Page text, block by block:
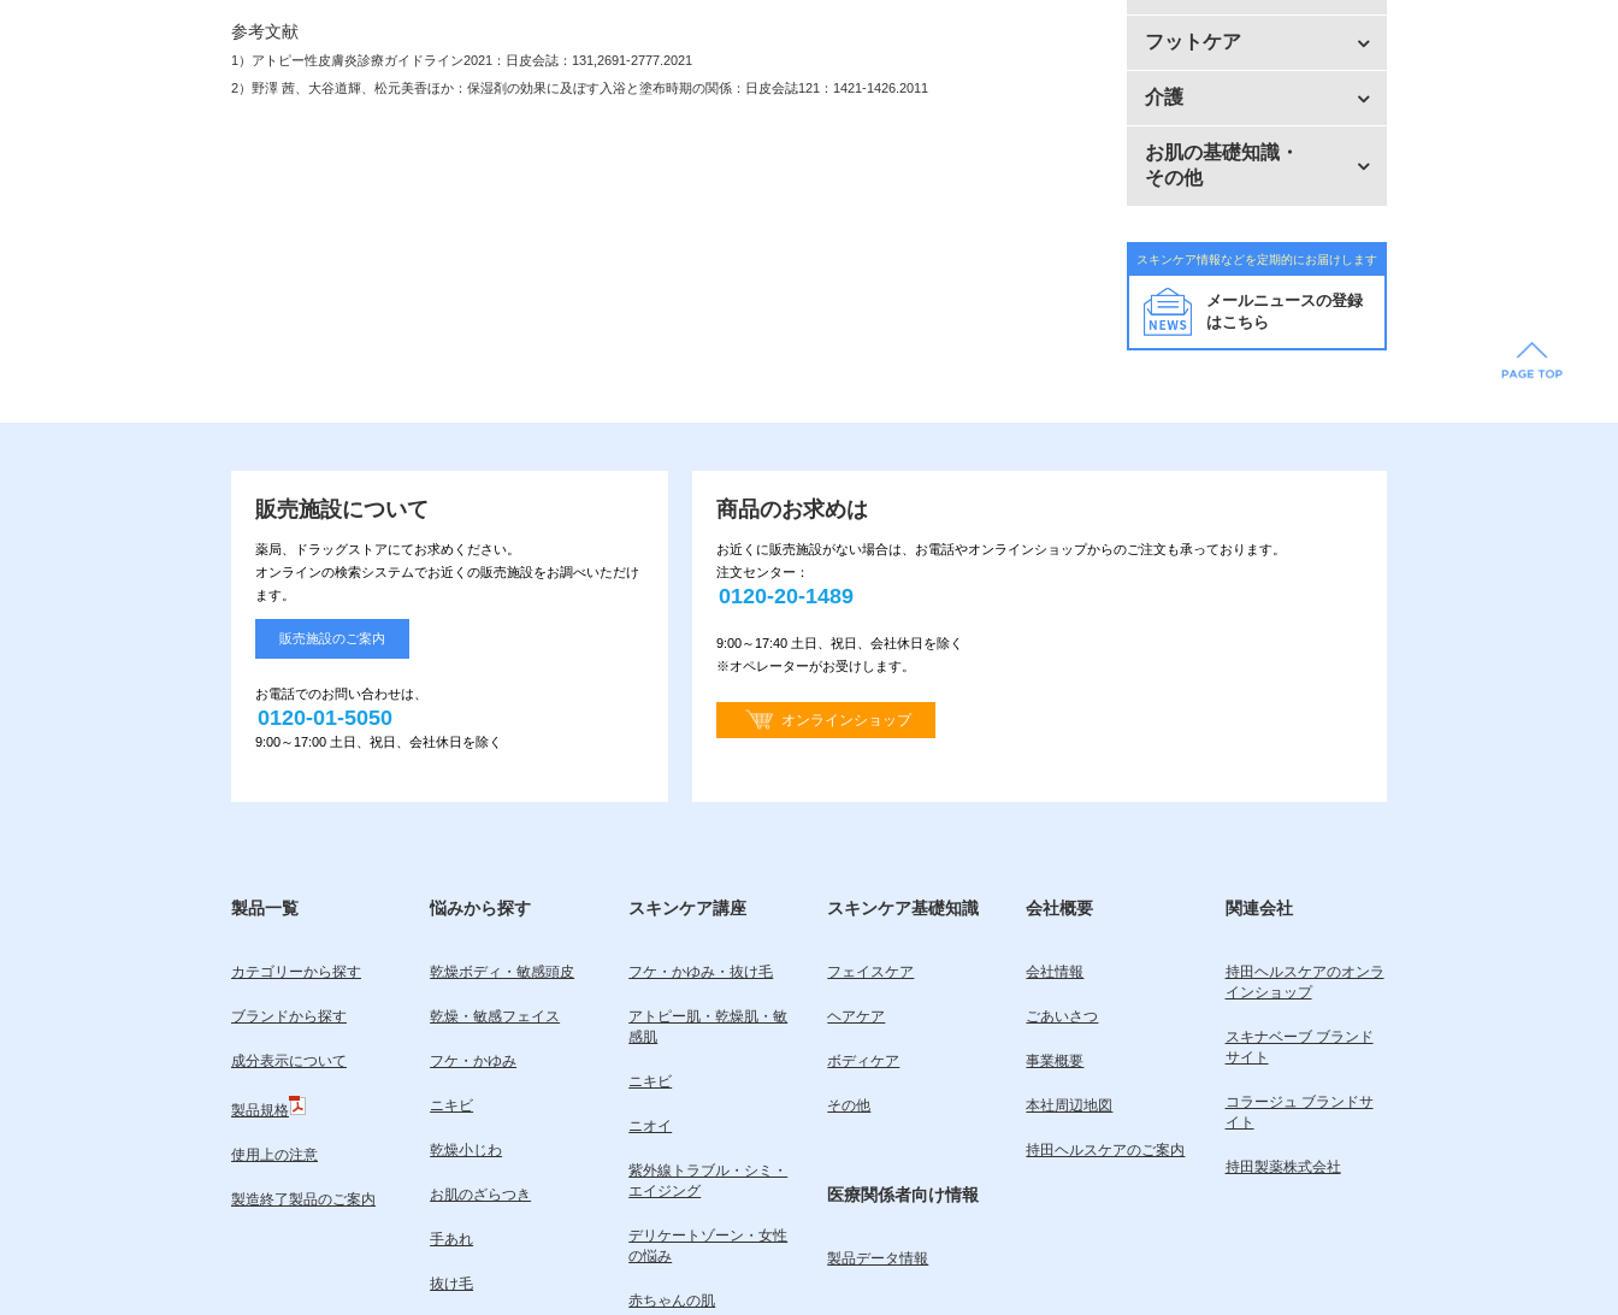
参考文献
1）アトピー性皮膚炎診療ガイドライン2021：日皮会誌：131,2691-2777.2021
2）野澤 茜、大谷道輝、松元美香ほか：保湿剤の効果に及ぼす入浴と塗布時期の関係：日皮会誌121：1421-1426.2011
フットケア
介護
お肌の基礎知識・
その他
スキンケア情報などを定期的にお届けします
メールニュースの登録
はこちら
販売施設について
薬局、ドラッグストアにてお求めください。
オンラインの検索システムでお近くの販売施設をお調べいただけ
ます。
販売施設のご案内
お電話でのお問い合わせは、
0120-01-5050
9:00～17:00 土日、祝日、会社休日を除く
商品のお求めは
お近くに販売施設がない場合は、お電話やオンラインショップからのご注文も承っております。
注文センター：
0120-20-1489
9:00～17:40 土日、祝日、会社休日を除く
※オペレーターがお受けします。
オンラインショップ
製品一覧
カテゴリーから探す
ブランドから探す
成分表示について
製品規格
使用上の注意
製造終了製品のご案内
悩みから探す
乾燥ボディ・敏感頭皮
乾燥・敏感フェイス
フケ・かゆみ
ニキビ
乾燥小じわ
お肌のざらつき
手あれ
抜け毛
スキンケア講座
フケ・かゆみ・抜け毛
アトピー肌・乾燥肌・敏
感肌
ニキビ
ニオイ
紫外線トラブル・シミ・
エイジング
デリケートゾーン・女性
の悩み
赤ちゃんの肌
スキンケア基礎知識
フェイスケア
ヘアケア
ボディケア
その他
医療関係者向け情報
製品データ情報
会社概要
会社情報
ごあいさつ
事業概要
本社周辺地図
持田ヘルスケアのご案内
関連会社
持田ヘルスケアのオンラ
インショップ
スキナベーブ ブランド
サイト
コラージュ ブランドサ
イト
持田製薬株式会社